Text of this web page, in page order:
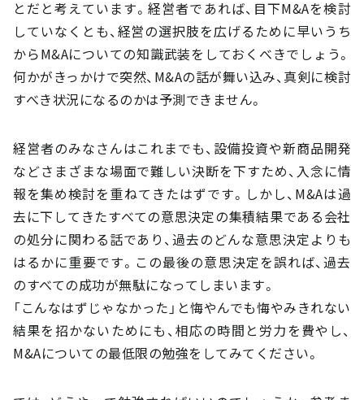
とだと考えています。経営者であれば、目下M&Aを検討
していなくとも、経営の選択肢を広げるために早いうち
からM&Aについての知識武装をしておくべきでしょう。
何かがきっかけで突然、M&Aの話が舞い込み、真剣に検討
すべき状況になるのかは予測できません。
経営者のみなさんはこれまでも、設備投資や新商品開発
などさまざまな場面で難しい決断を下すため、入念に情
報を集め検討を重ねてきたはずです。しかし、M&Aは過
去に下してきたすべての意思決定の集積結果である会社
の処分に関わる話であり、過去のどんな意思決定よりも
はるかに重要です。この最後の意思決定を誤れば、過去
のすべての成功が無駄になってしまいます。
「こんなはずじゃなかった」と悔やんでも悔やみきれない
結果を招かないためにも、相応の時間と労力を費やし、
M&Aについての最低限の勉強をしてみてください。